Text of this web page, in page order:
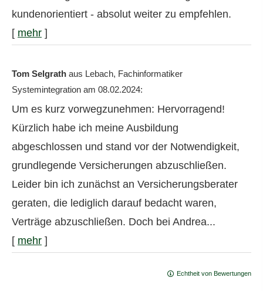
kundenorientiert - absolut weiter zu empfehlen.
[ mehr ]
Tom Selgrath aus Lebach, Fachinformatiker
Systemintegration am 08.02.2024:
Um es kurz vorwegzunehmen: Hervorragend!
Kürzlich habe ich meine Ausbildung
abgeschlossen und stand vor der Notwendigkeit,
grundlegende Versicherungen abzuschließen.
Leider bin ich zunächst an Versicherungsberater
geraten, die lediglich darauf bedacht waren,
Verträge abzuschließen. Doch bei Andrea...
[ mehr ]
Echtheit von Bewertungen